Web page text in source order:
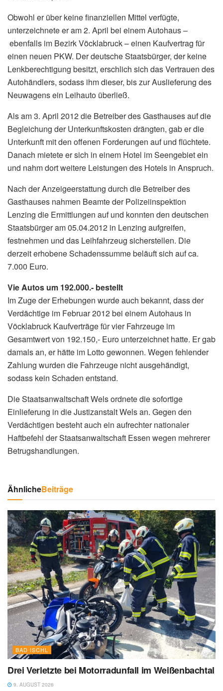
Obwohl er über keine finanziellen Mittel verfügte,
unterzeichnete er am 2. April bei einem Autohaus –
ebenfalls im Bezirk Vöcklabruck – einen Kaufvertrag für
einen neuen PKW. Der deutsche Staatsbürger, der keine
Lenkberechtigung besitzt, erschlich sich das Vertrauen des
Autohändlers, sodass ihm dieser, bis zur Auslieferung des
Neuwagens ein Leihauto überließ.
Als am 3. April 2012 die Betreiber des Gasthauses auf die
Begleichung der Unterkunftskosten drängten, gab er die
Unterkunft mit den offenen Forderungen auf und flüchtete.
Danach mietete er sich in einem Hotel im Seengebiet ein
und nahm dort weitere Leistungen des Hotels in Anspruch.
Nach der Anzeigeerstattung durch die Betreiber des
Gasthauses nahmen Beamte der Polizeiinspektion
Lenzing die Ermittlungen auf und konnten den deutschen
Staatsbürger am 05.04.2012 in Lenzing aufgreifen,
festnehmen und das Leihfahrzeug sicherstellen. Die
derzeit erhobene Schadenssumme beläuft sich auf ca.
7.000 Euro.
Vie Autos um 192.000.- bestellt
Im Zuge der Erhebungen wurde auch bekannt, dass der
Verdächtige im Februar 2012 bei einem Autohaus in
Vöcklabruck Kaufverträge für vier Fahrzeuge im
Gesamtwert von 192.150,- Euro unterzeichnet hatte. Er gab
damals an, er hätte im Lotto gewonnen. Wegen fehlender
Zahlung wurden die Fahrzeuge nicht ausgehändigt,
sodass kein Schaden entstand.
Die Staatsanwaltschaft Wels ordnete die sofortige
Einlieferung in die Justizanstalt Wels an. Gegen den
Verdächtigen besteht auch ein aufrechter nationaler
Haftbefehl der Staatsanwaltschaft Essen wegen mehrerer
Betrugshandlungen.
ÄhnlicheBeiträge
BAD ISCHL
Drei Verletzte bei Motorradunfall im Weißenbachtal
9. AUGUST 2026